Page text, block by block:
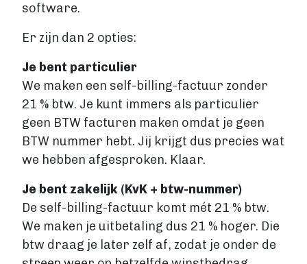
software.
Er zijn dan 2 opties:
Je bent particulier
We maken een self-billing-factuur zonder
21 % btw. Je kunt immers als particulier
geen BTW facturen maken omdat je geen
BTW nummer hebt. Jij krijgt dus precies wat
we hebben afgesproken. Klaar.
Je bent zakelijk (KvK + btw-nummer)
De self-billing-factuur komt mét 21 % btw.
We maken je uitbetaling dus 21 % hoger. Die
btw draag je later zelf af, zodat je onder de